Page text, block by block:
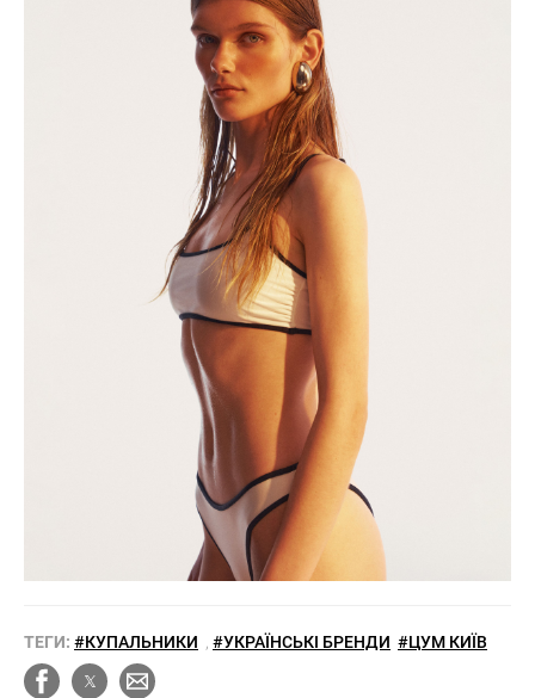
ТЕГИ: #КУПАЛЬНИКИ #УКРАЇНСЬКІ БРЕНДИ #ЦУМ КИЇВ